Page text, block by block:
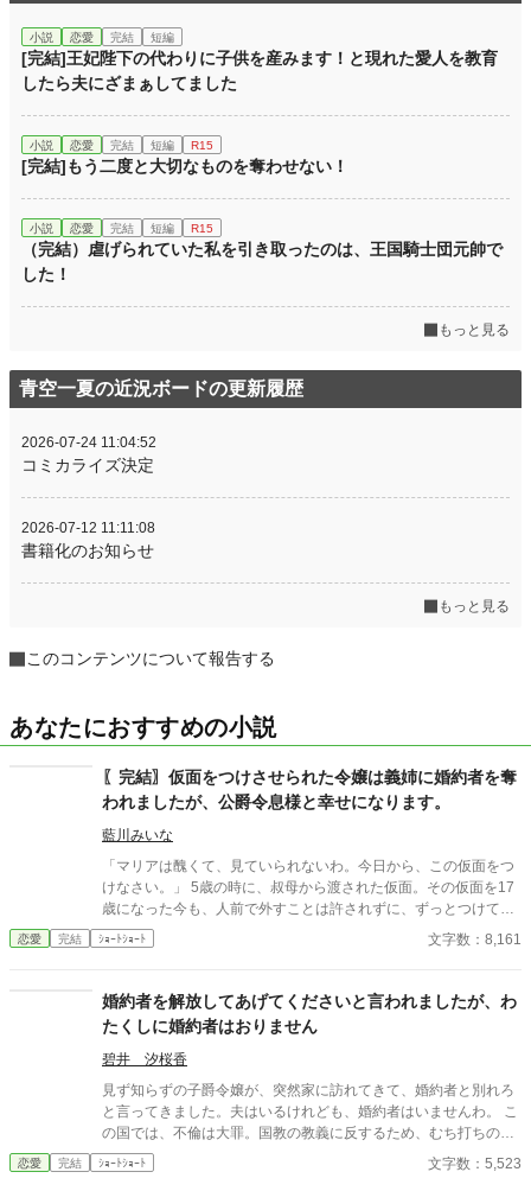
小説 恋愛 完結 短編
[完結]王妃陛下の代わりに子供を産みます！と現れた愛人を教育
したら夫にざまぁしてました
小説 恋愛 完結 短編 R15
[完結]もう二度と大切なものを奪わせない！
小説 恋愛 完結 短編 R15
（完結）虐げられていた私を引き取ったのは、王国騎士団元帥で
した！
もっと見る
青空一夏の近況ボードの更新履歴
2026-07-24 11:04:52
コミカライズ決定
2026-07-12 11:11:08
書籍化のお知らせ
もっと見る
このコンテンツについて報告する
あなたにおすすめの小説
〖完結〗仮面をつけさせられた令嬢は義姉に婚約者を奪
われましたが、公爵令息様と幸せになります。
藍川みいな
「マリアは醜くて、見ていられないわ。今日から、この仮面をつ
けなさい。」 5歳の時に、叔母から渡された仮面。その仮面を17
歳になった今も、人前で外すことは許されずに、ずっとつけてい
ます。両親は私が5歳の時に亡くなり、私は叔父夫婦の養子にな
りました。 私の婚約者のブライアン様は、学園ダンスパーティー
ライアン様なんていりません。婚約破棄されるダンスパーティー
で、私が継ぐはずだったものを取り戻そうと思います！ 設定ゆる
ゆるの、架空の世界のお話です。 現実の世界のお話ではないの
で、細かい事を気にせず、気楽に読んで頂けたらと思います。 全
7話で完結になります。
恋愛 完結 ｼｮｰﾄｼｮｰﾄ 文字数：8,161
婚約者を解放してあげてくださいと言われましたが、わ
たくしに婚約者はおりません
碧井 汐桜香
見ず知らずの子爵令嬢が、突然家に訪れてきて、婚約者と別れろ
と言ってきました。夫はいるけれども、婚約者はいませんわ。 こ
の国では、不倫は大罪。国教の教義に反するため、むち打ちの
上、国外追放になります。 話を擦り合わせていると、夫が帰って
きて……。
恋愛 完結 ｼｮｰﾄｼｮｰﾄ 文字数：5,523